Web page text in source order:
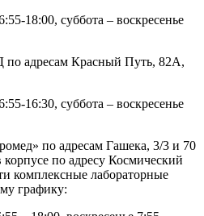
18:00, суббота – воскресенье
по адресам Красный Путь, 82А,
16:30, суббота – воскресенье
по адресам Гашека, 3/3 и 70
по адресу Космический
комплексные лабораторные
графику: